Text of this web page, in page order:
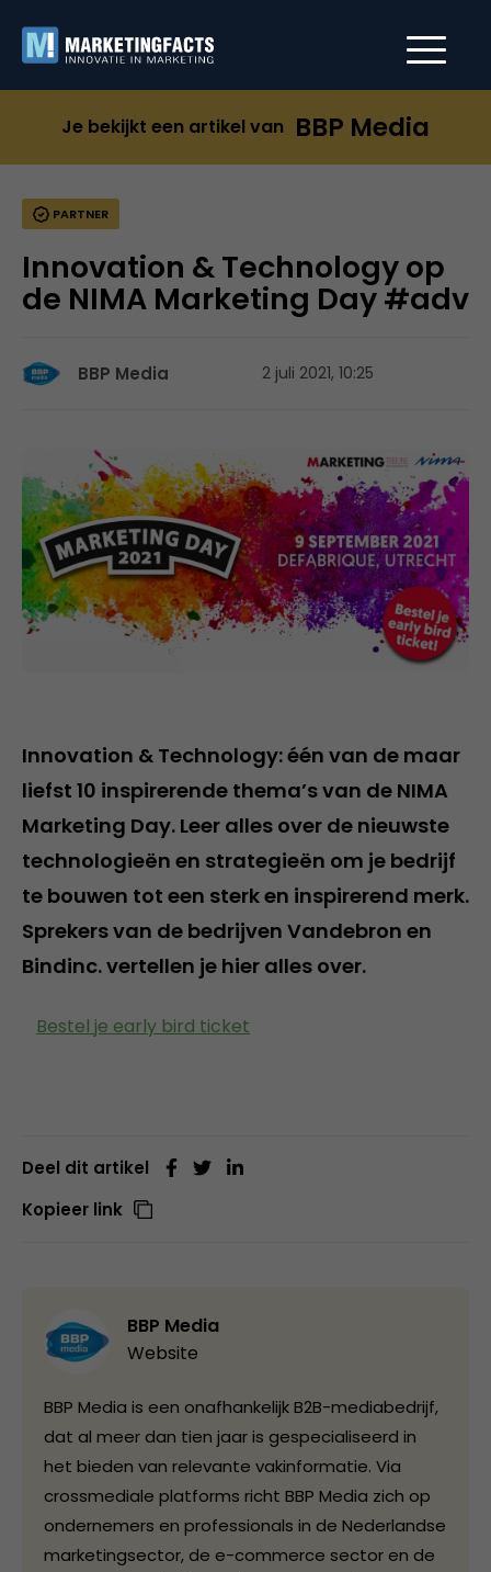
Je bekijkt een artikel van BBP Media
PARTNER
Innovation & Technology op
de NIMA Marketing Day #adv
BBP Media 2 juli 2021, 10:25
Innovation & Technology: één van de maar
liefst 10 inspirerende thema’s van de NIMA
Marketing Day. Leer alles over de nieuwste
technologieën en strategieën om je bedrijf
te bouwen tot een sterk en inspirerend merk.
Sprekers van de bedrijven Vandebron en
Bindinc. vertellen je hier alles over.
Bestel je early bird ticket
Deel dit artikel
Kopieer link
BBP Media
Website
BBP Media is een onafhankelijk B2B-mediabedrijf,
dat al meer dan tien jaar is gespecialiseerd in
het bieden van relevante vakinformatie. Via
crossmediale platforms richt BBP Media zich op
ondernemers en professionals in de Nederlandse
marketingsector, de e-commerce sector en de